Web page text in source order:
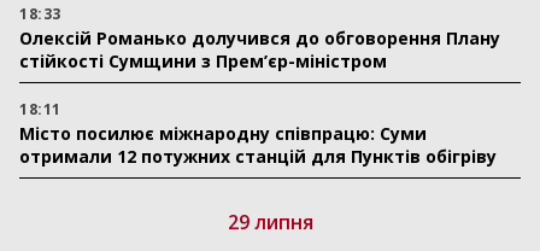
18:33
Олексій Романько долучився до обговорення Плану
стійкості Сумщини з Прем’єр-міністром
18:11
Місто посилює міжнародну співпрацю: Суми
отримали 12 потужних станцій для Пунктів обігріву
29 липня